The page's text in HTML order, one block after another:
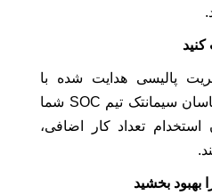
پالیسی هدایت شده با
هوش مصنوعی، و کارشناسان سیمانتک تیم SOC شما
استخدام تعداد کار اضافی،
بخشید